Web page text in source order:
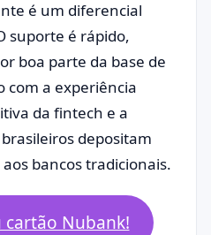
é um diferencial
suporte é rápido,
boa parte da base de
com a experiência
da fintech e a
depositam
bancos tradicionais.
cartão Nubank!